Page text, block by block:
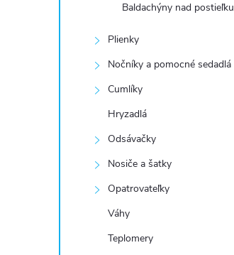
Baldachýny nad postieľku
Plienky
Nočníky a pomocné sedadlá
Cumlíky
Hryzadlá
Odsávačky
Nosiče a šatky
Opatrovateľky
Váhy
Teplomery